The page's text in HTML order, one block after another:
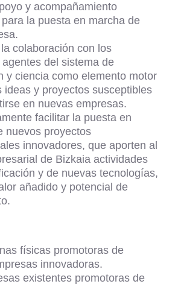
y acompañamiento
la puesta en marcha de
colaboración con los
del sistema de
y ciencia como elemento motor
ideas y proyectos susceptibles
en nuevas empresas.
facilitar la puesta en
nuevos proyectos
innovadores, que aporten al
de Bizkaia actividades
y de nuevas tecnologías,
añadido y potencial de
físicas promotoras de
innovadoras.
existentes promotoras de